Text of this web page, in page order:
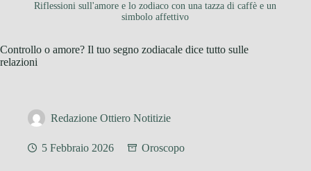
Riflessioni sull'amore e lo zodiaco con una tazza di caffè e un
simbolo affettivo
Controllo o amore? Il tuo segno zodiacale dice tutto sulle
relazioni
Redazione Ottiero Notitizie
5 Febbraio 2026 Oroscopo